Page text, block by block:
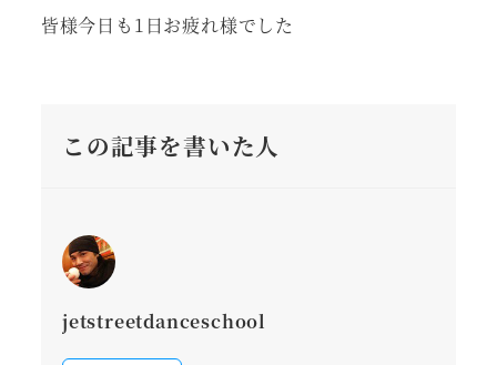
皆様今日も1日お疲れ様でした
この記事を書いた人
jetstreetdanceschool